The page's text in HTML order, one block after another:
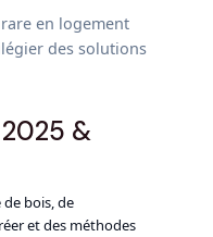
en logement
des solutions
&
bois, de
et des méthodes